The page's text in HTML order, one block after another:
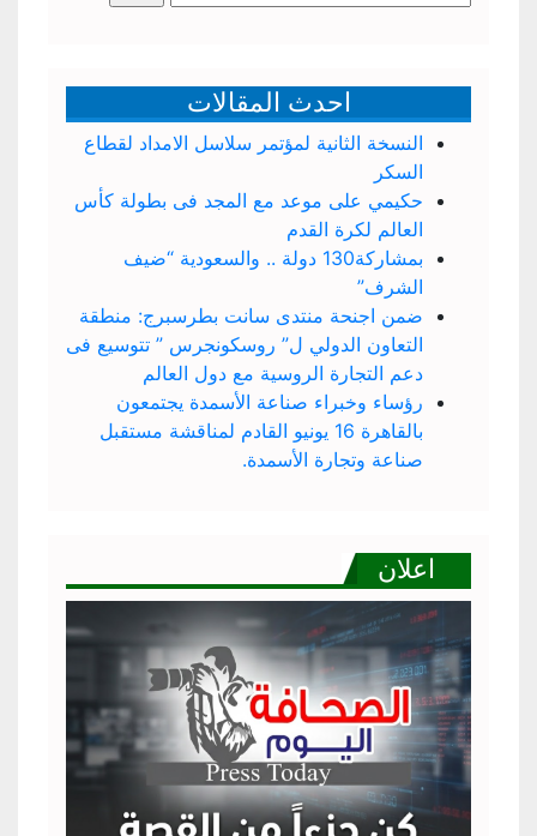
عن:
احدث المقالات
النسخة الثانية لمؤتمر سلاسل الامداد لقطاع
السكر
حكيمي على موعد مع المجد فى بطولة كأس
العالم لكرة القدم
بمشاركة130 دولة .. والسعودية “ضيف
الشرف”
ضمن اجنحة منتدى سانت بطرسبرج: منطقة
التعاون الدولي ل” روسكونجرس ” تتوسيع فى
دعم التجارة الروسية مع دول العالم
رؤساء وخبراء صناعة الأسمدة يجتمعون
بالقاهرة 16 يونيو القادم لمناقشة مستقبل
صناعة وتجارة الأسمدة.
اعلان